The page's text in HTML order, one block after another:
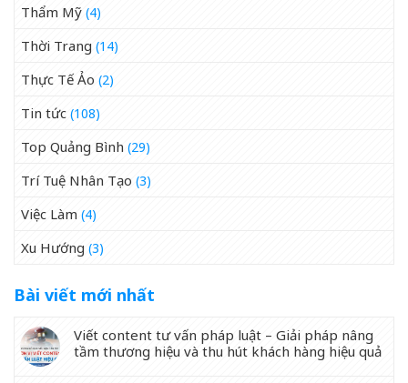
Thẩm Mỹ (4)
Thời Trang (14)
Thực Tế Ảo (2)
Tin tức (108)
Top Quảng Bình (29)
Trí Tuệ Nhân Tạo (3)
Việc Làm (4)
Xu Hướng (3)
Bài viết mới nhất
Viết content tư vấn pháp luật – Giải pháp nâng
tầm thương hiệu và thu hút khách hàng hiệu quả